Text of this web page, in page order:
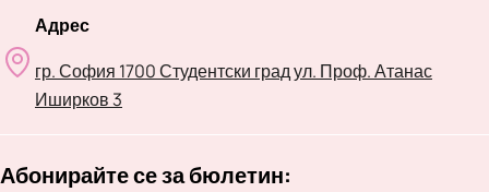
Адрес
гр. София 1700 Студентски град ул. Проф. Атанас
Иширков 3
Абонирайте се за бюлетин: